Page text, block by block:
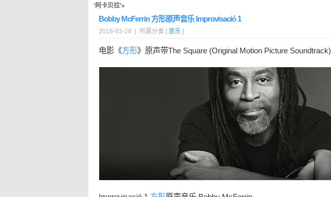
‘阿卡贝拉’»
Bobby McFerrin 方形原声音乐 Improvisació 1
2018-03-28 | 所属分类 [ 音乐 ]
电影《方形》原声带The Square (Original Motion Picture Soundtrack)